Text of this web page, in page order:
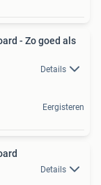
- Zo goed als
Details
Eergisteren
Details